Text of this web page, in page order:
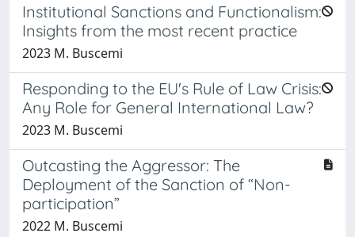
Institutional Sanctions and Functionalism:
Insights from the most recent practice
2023 M. Buscemi
Responding to the EU's Rule of Law Crisis:
Any Role for General International Law?
2023 M. Buscemi
Outcasting the Aggressor: The
Deployment of the Sanction of “Non-
participation”
2022 M. Buscemi